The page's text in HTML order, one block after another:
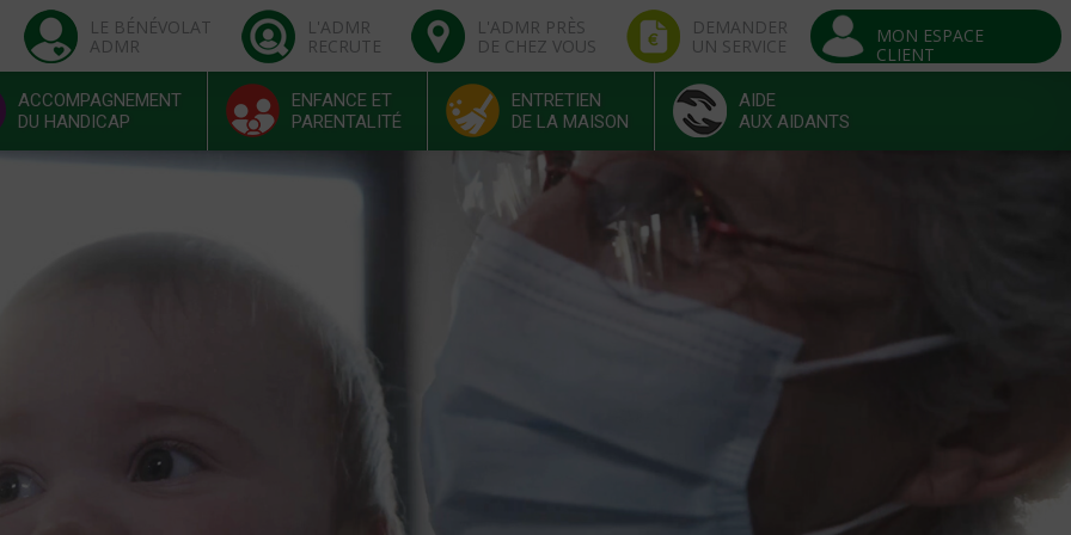
LE BÉNÉVOLAT
ADMR
L'ADMR
RECRUTE
L'ADMR PRÈS
DE CHEZ VOUS
DEMANDER
UN SERVICE
MON ESPACE
CLIENT
ACCOMPAGNEMENT
DU HANDICAP
ENFANCE ET
PARENTALITÉ
ENTRETIEN
DE LA MAISON
AIDE
AUX AIDANTS